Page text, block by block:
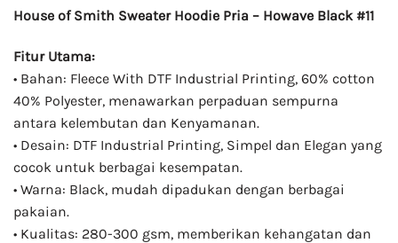
House of Smith Sweater Hoodie Pria – Howave Black #11
Fitur Utama:
• Bahan: Fleece With DTF Industrial Printing, 60% cotton
40% Polyester, menawarkan perpaduan sempurna
antara kelembutan dan Kenyamanan.
• Desain: DTF Industrial Printing, Simpel dan Elegan yang
cocok untuk berbagai kesempatan.
• Warna: Black, mudah dipadukan dengan berbagai
pakaian.
• Kualitas: 280-300 gsm, memberikan kehangatan dan